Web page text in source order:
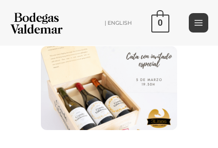
contenido
| ENGLISH 0